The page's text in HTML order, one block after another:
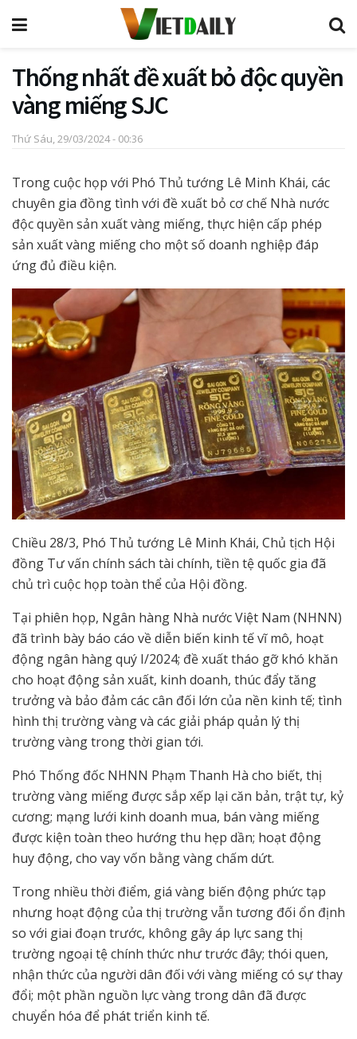
Thống nhất đề xuất bỏ độc quyền
vàng miếng SJC
Thứ Sáu, 29/03/2024 - 00:36
Trong cuộc họp với Phó Thủ tướng Lê Minh Khái, các
chuyên gia đồng tình với đề xuất bỏ cơ chế Nhà nước
độc quyền sản xuất vàng miếng, thực hiện cấp phép
sản xuất vàng miếng cho một số doanh nghiệp đáp
ứng đủ điều kiện.
Chiều 28/3, Phó Thủ tướng Lê Minh Khái, Chủ tịch Hội
đồng Tư vấn chính sách tài chính, tiền tệ quốc gia đã
chủ trì cuộc họp toàn thể của Hội đồng.
Tại phiên họp, Ngân hàng Nhà nước Việt Nam (NHNN)
đã trình bày báo cáo về diễn biến kinh tế vĩ mô, hoạt
động ngân hàng quý I/2024; đề xuất tháo gỡ khó khăn
cho hoạt động sản xuất, kinh doanh, thúc đẩy tăng
trưởng và bảo đảm các cân đối lớn của nền kinh tế; tình
hình thị trường vàng và các giải pháp quản lý thị
trường vàng trong thời gian tới.
Phó Thống đốc NHNN Phạm Thanh Hà cho biết, thị
trường vàng miếng được sắp xếp lại căn bản, trật tự, kỷ
cương; mạng lưới kinh doanh mua, bán vàng miếng
được kiện toàn theo hướng thu hẹp dần; hoạt động
huy động, cho vay vốn bằng vàng chấm dứt.
Trong nhiều thời điểm, giá vàng biến động phức tạp
nhưng hoạt động của thị trường vẫn tương đối ổn định
so với giai đoạn trước, không gây áp lực sang thị
trường ngoại tệ chính thức như trước đây; thói quen,
nhận thức của người dân đối với vàng miếng có sự thay
đổi; một phần nguồn lực vàng trong dân đã được
chuyển hóa để phát triển kinh tế.